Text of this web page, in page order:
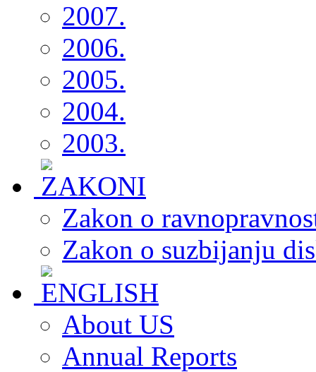
2007.
2006.
2005.
2004.
2003.
Zakon o
Zakon o suzbijanju
About US
Annual Reports